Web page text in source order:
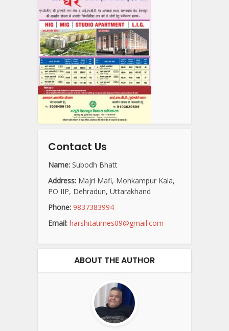
Contact Us
Name: Subodh Bhatt
Address: Majri Mafi, Mohkampur Kala,
PO IIP, Dehradun, Uttarakhand
Phone: 9837383994
Email: harshitatimes09@gmail.com
ABOUT THE AUTHOR